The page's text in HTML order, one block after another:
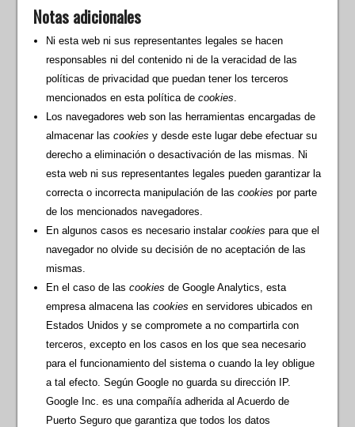
Notas adicionales
Ni esta web ni sus representantes legales se hacen
responsables ni del contenido ni de la veracidad de las
políticas de privacidad que puedan tener los terceros
mencionados en esta política decookies
Los navegadores web son las herramientas encargadas de
almacenar lascookies y desde este lugar debe efectuar su
derecho a eliminación o desactivación de las mismas. Ni
esta web ni sus representantes legales pueden garantizar la
correcta o incorrecta manipulación de lascookies por parte
de los mencionados navegadores.
En algunos casos es necesario instalarcookies para que el
navegador no olvide su decisión de no aceptación de las
mismas.
En el caso de lascookies de Google Analytics, esta
empresa almacena lascookies en servidores ubicados en
Estados Unidos y se compromete a no compartirla con
terceros, excepto en los casos en los que sea necesario
para el funcionamiento del sistema o cuando la ley obligue
a tal efecto. Según Google no guarda su dirección IP.
Google Inc. es una compañía adherida al Acuerdo de
Puerto Seguro que garantiza que todos los datos